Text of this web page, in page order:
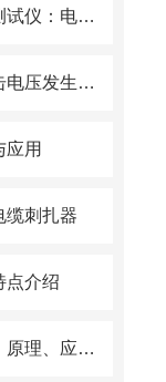
高精度抗干扰介质损耗测试仪：电力系统绝缘诊断新仪器
守护电力系统安全，冲击电压发生器发挥了重要作用！
应用
缆刺扎器
点介绍
智能型直流高压发生器：原理、应用与优势